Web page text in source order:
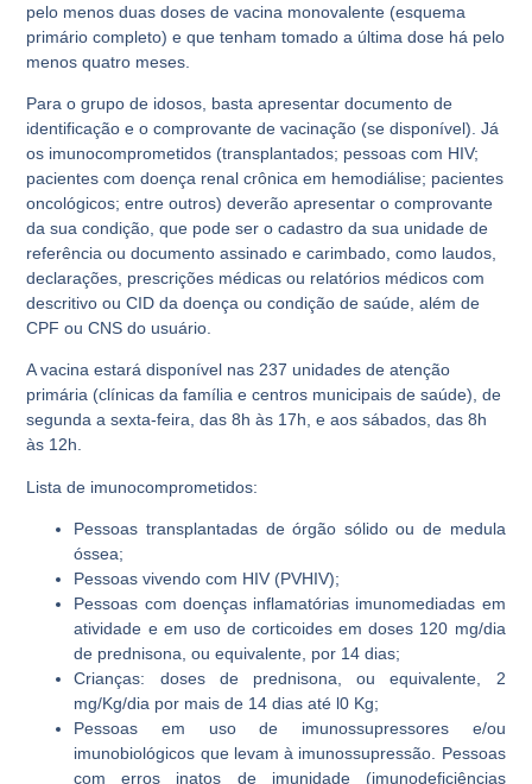
pelo menos duas doses de vacina monovalente (esquema
primário completo) e que tenham tomado a última dose há pelo
menos quatro meses.
Para o grupo de idosos, basta apresentar documento de
identificação e o comprovante de vacinação (se disponível). Já
os imunocomprometidos (transplantados; pessoas com HIV;
pacientes com doença renal crônica em hemodiálise; pacientes
oncológicos; entre outros) deverão apresentar o comprovante
da sua condição, que pode ser o cadastro da sua unidade de
referência ou documento assinado e carimbado, como laudos,
declarações, prescrições médicas ou relatórios médicos com
descritivo ou CID da doença ou condição de saúde, além de
CPF ou CNS do usuário.
A vacina estará disponível nas 237 unidades de atenção
primária (clínicas da família e centros municipais de saúde), de
segunda a sexta-feira, das 8h às 17h, e aos sábados, das 8h
às 12h.
Lista de imunocomprometidos:
Pessoas transplantadas de órgão sólido ou de medula
óssea;
Pessoas vivendo com HIV (PVHIV);
Pessoas com doenças inflamatórias imunomediadas em
atividade e em uso de corticoides em doses 120 mg/dia
de prednisona, ou equivalente, por 14 dias;
Crianças: doses de prednisona, ou equivalente, 2
mg/Kg/dia por mais de 14 dias até l0 Kg;
Pessoas em uso de imunossupressores e/ou
imunobiológicos que levam à imunossupressão. Pessoas
com erros inatos de imunidade (imunodeficiências